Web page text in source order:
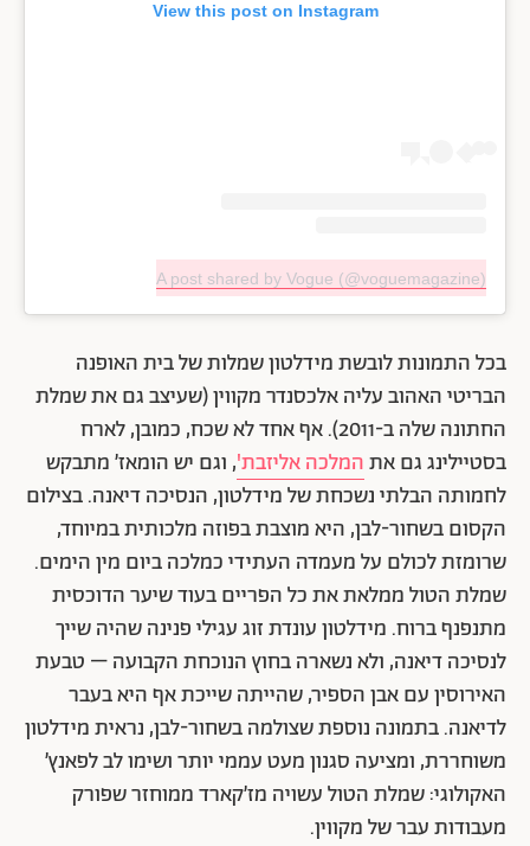
View this post on Instagram
A post shared by Vogue (@voguemagazine)
בכל התמונות לובשת מידלטון שמלות של בית האופנה
הבריטי האהוב עליה אלכסנדר מקווין (שעיצב גם את שמלת
החתונה שלה ב-2011). אף אחד לא שכח, כמובן, לארח
בסטיילינג גם אתהמלכה אליזבת', וגם יש הומאז׳ מתבקש
לחמותה הבלתי נשכחת של מידלטון, הנסיכה דיאנה. בצילום
הקסום בשחור-לבן, היא מוצבת בפוזה מלכותית במיוחד,
שרומזת לכולם על מעמדה העתידי כמלכה ביום מין הימים.
שמלת הטול ממלאת את כל הפריים בעוד שיער הדוכסית
מתנפנף ברוח. מידלטון עונדת זוג עגילי פנינה שהיה שייך
לנסיכה דיאנה, ולא נשארה בחוץ הנוכחת הקבועה – טבעת
האירוסין עם אבן הספיר, שהייתה שייכת אף היא בעבר
לדיאנה. בתמונה נוספת שצולמה בשחור-לבן, נראית מידלטון
משוחררת, ומציעה סגנון מעט עממי יותר ושימו לב לפאנץ׳
האקולוגי: שמלת הטול עשויה מז׳קארד ממוחזר שפורק
מעבודות עבר של מקווין.